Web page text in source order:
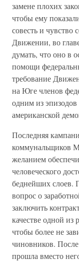
замене плохих
чтобы ему
совесть и
Движении, во
думать, что оно в
помощи
требование
на Юге членов
одним из
американской
Последняя
коммунальщиков
желанием
человеческого
беднейших слоев.
вопрос о
заключить
качестве одной
чтобы более не
чиновников.
прошла вместо